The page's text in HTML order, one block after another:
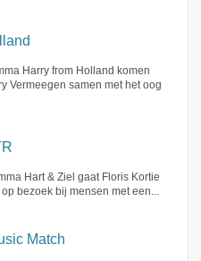
Harry from Holland komen
Vermeegen samen met het oog
Hart & Ziel gaat Floris Kortie
bezoek bij mensen met een...
Match